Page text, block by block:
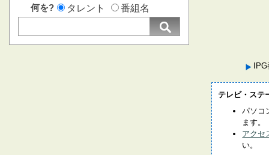
何を? タレント 番組名
テレビ・ステ
パソコ
ます。
アクセ
い。